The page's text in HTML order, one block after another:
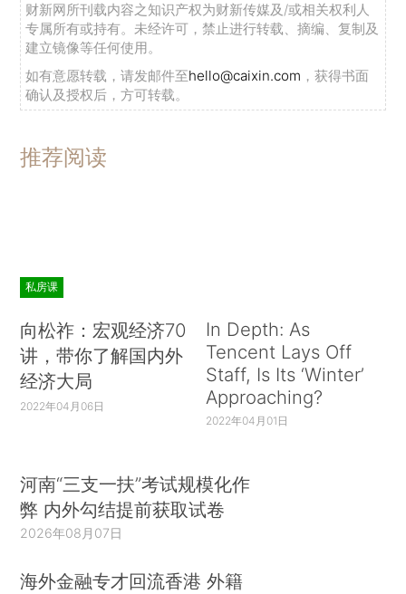
财新网所刊载内容之知识产权为财新传媒及/或相关权利人
专属所有或持有。未经许可，禁止进行转载、摘编、复制及
建立镜像等任何使用。
如有意愿转载，请发邮件至hello@caixin.com ，获得书面
确认及授权后，方可转载。
推荐阅读
私房课
向松祚：宏观经济70
讲，带你了解国内外
经济大局
2022年04月06日
In Depth: As
Tencent Lays Off
Staff, Is Its ‘Winter’
Approaching?
2022年04月01日
河南“三支一扶”考试规模化作
弊 内外勾结提前获取试卷
2026年08月07日
海外金融专才回流香港 外籍